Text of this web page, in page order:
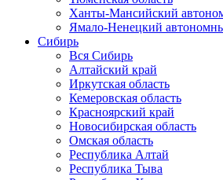
Ханты-Мансийский
Ямало-Ненецкий
Сибирь
Вся Сибирь
Алтайский край
Иркутская область
Кемеровская область
Красноярский край
Новосибирская область
Омская область
Республика Алтай
Республика Тыва